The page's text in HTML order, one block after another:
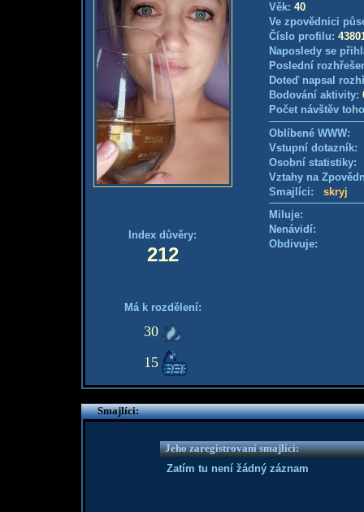
Index důvěry:
212
Má k rozdělení:
30
15
Věk: 40
Ve zpovědnici
Číslo profilu:
Naposledy se
Poslední
Doteď napsal
Bodování aktivity:
Počet návštěv
Oblíbené WWW:
Vstupní
Osobní
Vztahy na
Smajlíci: skryj
Miluje:
Nenávidí:
Obdivuje:
Smajlíci:
Jeho zaregistrovaní smajlíci:
Zatím tu není žádný záznam